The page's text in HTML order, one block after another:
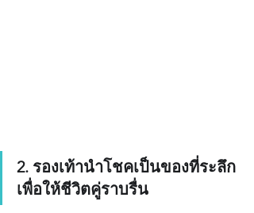
2. รองเท้านำโชคเป็นของที่ระลึก
เพื่อให้ชีวิตคู่ราบรื่น